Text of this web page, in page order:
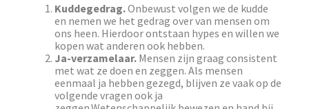
Kuddegedrag.Onbewust volgen we de kudde
en nemen we het gedrag over van mensen om
ons heen. Hierdoor ontstaan hypes en willen we
kopen wat anderen ook hebben.
Ja-verzamelaar. Mensen zijn graag consistent
met wat ze doen en zeggen. Als mensen
eenmaal ja hebben gezegd, blijven ze vaak op de
volgende vragen ook ja